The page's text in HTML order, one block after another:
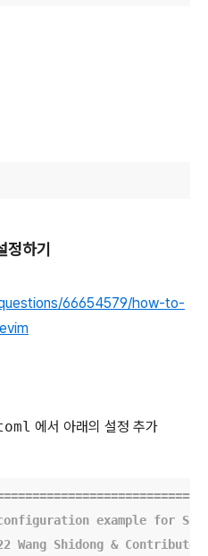
하기
66654579/how-to-
에서 아래의 설정 추가
example for
Wang Shidong &